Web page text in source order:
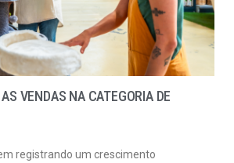
VENDAS NA CATEGORIA DE
registrando um crescimento